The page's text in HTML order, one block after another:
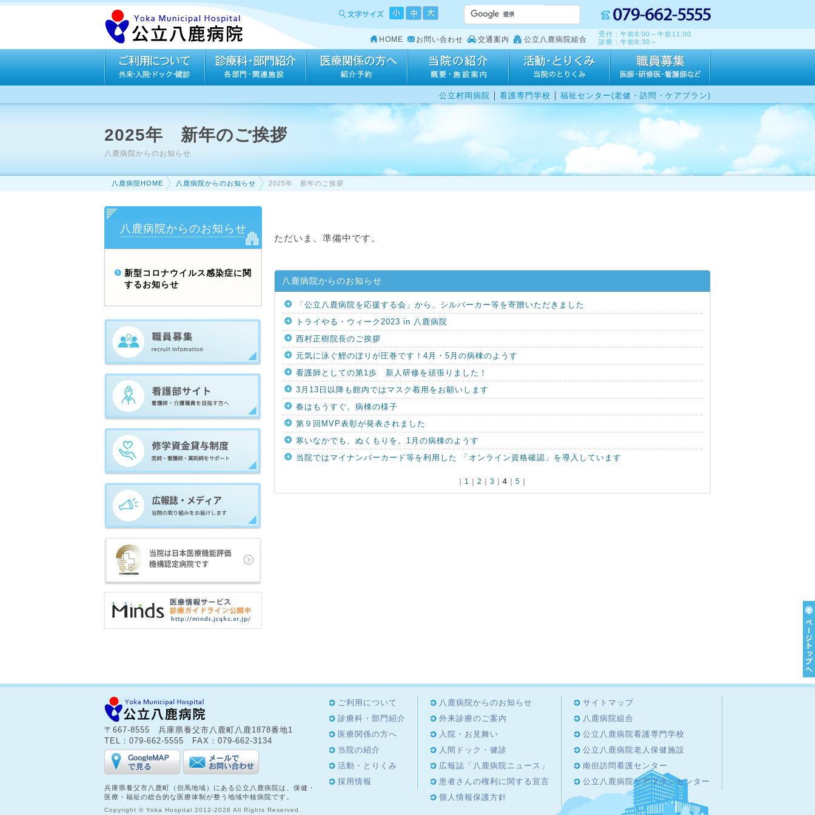
HOME お問い合わせ 交通案内 公立八鹿病院組合
受付：午前8:00～午前11:00
診療：午前8:30～
公立村岡病院 ｜ 看護専門学校 ｜ 福祉センター(老健・訪問・ケアプラン)
2025年 新年のご挨拶
八鹿病院からのお知らせ
八鹿病院HOME 八鹿病院からのお知らせ 2025年 新年のご挨拶
ただいま、準備中です。
八鹿病院からのお知らせ
「公立八鹿病院を応援する会」から、シルバーカー等を寄贈いただきました
トライやる・ウィーク2023 in 八鹿病院
西村正樹院長のご挨拶
元気に泳ぐ鯉のぼりが圧巻です！4月・5月の病棟のようす
看護師としての第1歩 新人研修を頑張りました！
3月13日以降も館内ではマスク着用をお願いします
春はもうすぐ。病棟の様子
第９回MVP表彰が発表されました
寒いなかでも、ぬくもりを。1月の病棟のようす
当院ではマイナンバーカード等を利用した 「オンライン資格確認」を導入しています
1 2 3 4 5
八鹿病院からのお知らせ
新型コロナウイルス感染症に関
するお知らせ
〒667-8555 兵庫県養父市八鹿町八鹿1878番地1
TEL：079-662-5555 FAX：079-662-3134
兵庫県養父市八鹿町（但馬地域）にある公立八鹿病院は、保健・
医療・福祉の総合的な医療体制が整う地域中核病院です。
ご利用について
診療科・部門紹介
医療関係の方へ
当院の紹介
活動・とりくみ
採用情報
八鹿病院からのお知らせ
外来診療のご案内
入院・お見舞い
人間ドック・健診
広報誌「八鹿病院ニュース」
患者さんの権利に関する宣言
個人情報保護方針
サイトマップ
八鹿病院組合
公立八鹿病院看護専門学校
公立八鹿病院老人保健施設
南但訪問看護センター
公立八鹿病院ケアプランセンター
Copyright © Yoka Hospital 2012-2026 All Rights Reserved.